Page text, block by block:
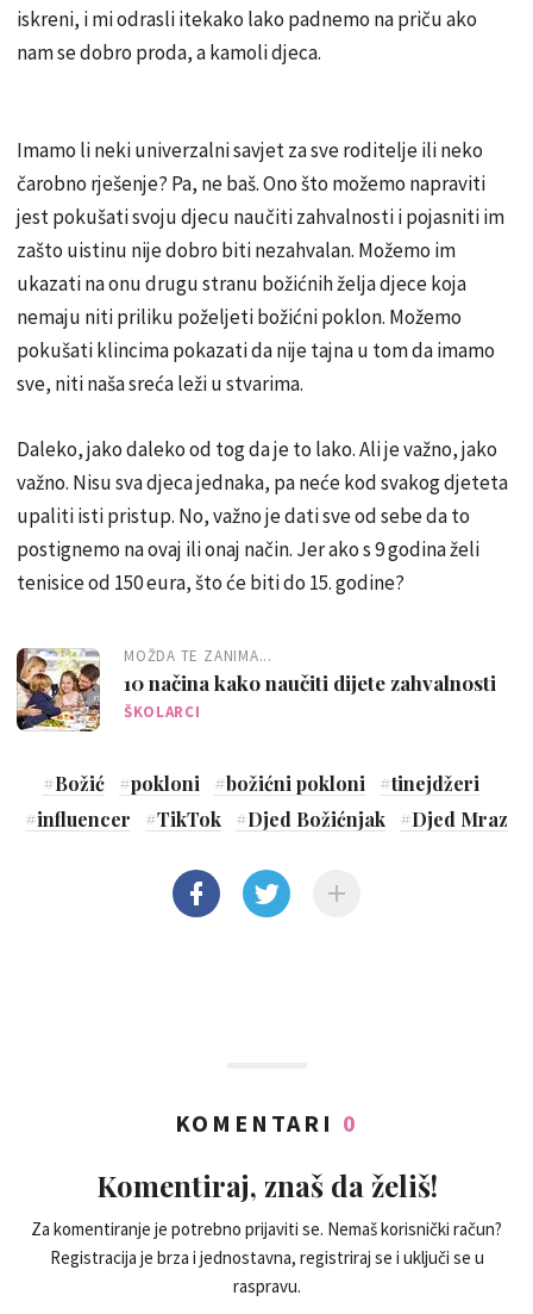
iskreni, i mi odrasli itekako lako padnemo na priču ako
nam se dobro proda, a kamoli djeca.
Imamo li neki univerzalni savjet za sve roditelje ili neko
čarobno rješenje? Pa, ne baš. Ono što možemo napraviti
jest pokušati svoju djecu naučiti zahvalnosti i pojasniti im
zašto uistinu nije dobro biti nezahvalan. Možemo im
ukazati na onu drugu stranu božićnih želja djece koja
nemaju niti priliku poželjeti božićni poklon. Možemo
pokušati klincima pokazati da nije tajna u tom da imamo
sve, niti naša sreća leži u stvarima.
Daleko, jako daleko od tog da je to lako. Ali je važno, jako
važno. Nisu sva djeca jednaka, pa neće kod svakog djeteta
upaliti isti pristup. No, važno je dati sve od sebe da to
postignemo na ovaj ili onaj način. Jer ako s 9 godina želi
tenisice od 150 eura, što će biti do 15. godine?
MOŽDA TE ZANIMA...
10 načina kako naučiti dijete zahvalnosti
ŠKOLARCI
#Božić #pokloni #božićni pokloni #tinejdžeri
#influencer #TikTok #Djed Božićnjak #Djed Mraz
KOMENTARI 0
Komentiraj, znaš da želiš!
Za komentiranje je potrebno prijaviti se. Nemaš korisnički račun?
Registracija je brza i jednostavna, registriraj se i uključi se u
raspravu.